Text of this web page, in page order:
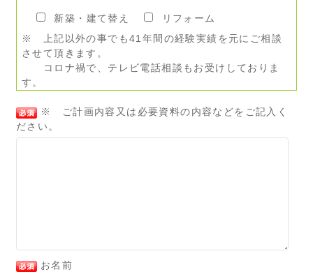
新築・建て替え
リフォーム
※ 上記以外の事でも41年間の経験実績を元にご相談
させて頂きます。
コロナ禍で、テレビ電話相談もお受けしておりま
す。
※ ご計画内容又は必要資料の内容などをご記入く
ださい。
お名前